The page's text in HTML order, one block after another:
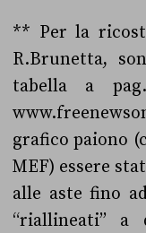
** Per la
R.Brunetta,
tabella a
grafico paiono
MEF) essere
alle aste fino
“riallineati”